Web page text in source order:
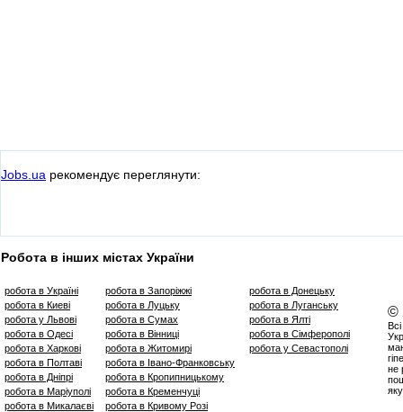
Jobs.ua рекомендує переглянути:
Робота в інших містах України
робота в Україні
робота в Киеві
робота у Львові
робота в Одесі
робота в Харкові
робота в Полтаві
робота в Дніпрі
робота в Маріуполі
робота в Микалаєві
робота в Запоріжжі
робота в Луцьку
робота в Сумах
робота в Вінниці
робота в Житомирі
робота в Івано-Франковську
робота в Кропипницькому
робота в Кременчуці
робота в Кривому Розі
робота в Донецьку
робота в Луганську
робота в Ялті
робота в Сімферополі
робота у Севастополі
©
не